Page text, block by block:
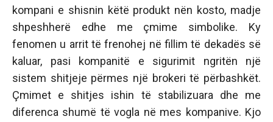
kompani e shisnin këtë produkt nën kosto, madje
shpeshherë edhe me çmime simbolike. Ky
fenomen u arrit të frenohej në fillim të dekadës së
kaluar, pasi kompanitë e sigurimit ngritën një
sistem shitjeje përmes një brokeri të përbashkët.
Çmimet e shitjes ishin të stabilizuara dhe me
diferenca shumë të vogla në mes kompanive. Kjo